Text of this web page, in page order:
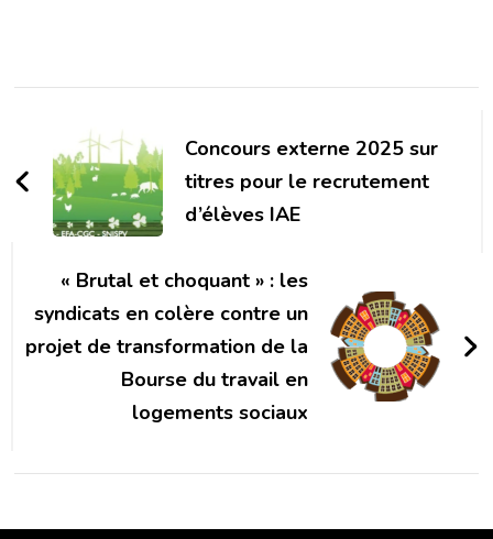
d'article
Concours externe 2025 sur
titres pour le recrutement
d’élèves IAE
« Brutal et choquant » : les
syndicats en colère contre un
projet de transformation de la
Bourse du travail en
logements sociaux